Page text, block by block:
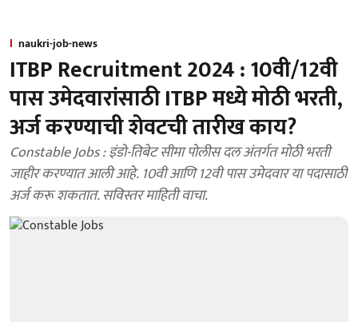
naukri-job-news
ITBP Recruitment 2024 : 10वी/12वी
पास उमेदवारांसाठी ITBP मध्ये मोठी भरती,
अर्ज करण्याची शेवटची तारीख काय?
Constable Jobs : इंडो-तिबेट सीमा पोलीस दल अंतर्गत मोठी भरती
जाहीर करण्यात आली आहे. 10वी आणि 12वी पास उमेदवार या पदासाठी
अर्ज करू शकतात. सविस्तर माहिती वाचा.